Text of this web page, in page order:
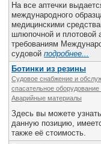
На все аптечки
международного
медицинскими
шлюпочной и плотовой
требованиям
судовой подробнее...
Ботинки из резины
Судовое снабжение и
спасательное
Аварийные материалы
Здесь вы можете
данную позицию,
также её стоимость.